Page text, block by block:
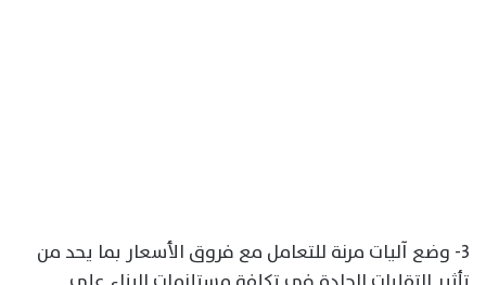
3- وضع آليات مرنة للتعامل مع فروق الأسعار بما يحد من